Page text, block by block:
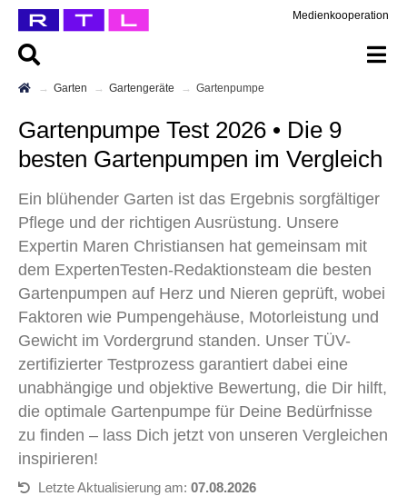
Medienkooperation
Garten Gartengeräte Gartenpumpe
Gartenpumpe Test 2026 • Die 9
besten Gartenpumpen im Vergleich
Ein blühender Garten ist das Ergebnis sorgfältiger
Pflege und der richtigen Ausrüstung. Unsere
Expertin Maren Christiansen hat gemeinsam mit
dem ExpertenTesten-Redaktionsteam die besten
Gartenpumpen auf Herz und Nieren geprüft, wobei
Faktoren wie Pumpengehäuse, Motorleistung und
Gewicht im Vordergrund standen. Unser TÜV-
zertifizierter Testprozess garantiert dabei eine
unabhängige und objektive Bewertung, die Dir hilft,
die optimale Gartenpumpe für Deine Bedürfnisse
zu finden – lass Dich jetzt von unseren Vergleichen
inspirieren!
Letzte Aktualisierung am: 07.08.2026